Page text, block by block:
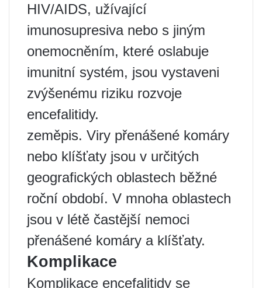
HIV/AIDS, užívající
imunosupresiva nebo s jiným
onemocněním, které oslabuje
imunitní systém, jsou vystaveni
zvýšenému riziku rozvoje
encefalitidy.
zeměpis. Viry přenášené komáry
nebo klíšťaty jsou v určitých
geografických oblastech běžné
roční období. V mnoha oblastech
jsou v létě častější nemoci
přenášené komáry a klíšťaty.
Komplikace
Komplikace encefalitidy se